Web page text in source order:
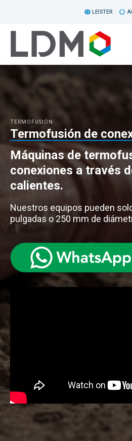
LEISTER
TERMOFUSIÓN
Termofusión de
Máquinas de
conexiones a través
calientes.
Nuestros equipos pueden
pulgadas o 250 mm de